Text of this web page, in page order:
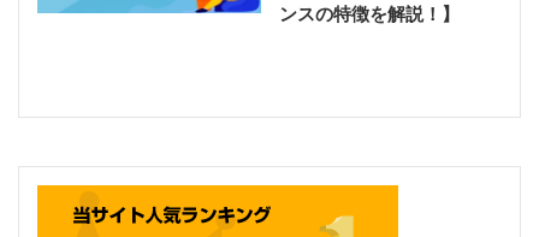
ンスの特徴を解説！】